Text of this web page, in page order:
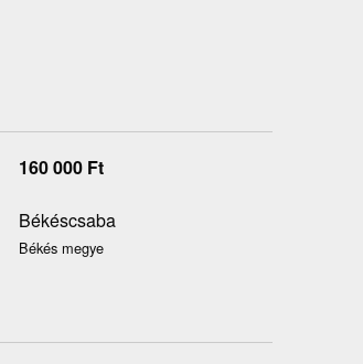
160 000 Ft
Békéscsaba
Békés megye